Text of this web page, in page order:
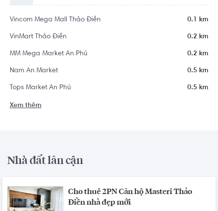
Vincom Mega Mall Thảo Điền 0.1 km
VinMart Thảo Điền 0.2 km
MM Mega Market An Phú 0.2 km
Nam An Market 0.5 km
Tops Market An Phú 0.5 km
Xem thêm
Nhà đất lân cận
Cho thuê 2PN Căn hộ Masteri Thảo
Điền nhà đẹp mới